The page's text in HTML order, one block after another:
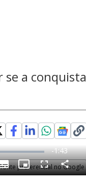
a conquista
preferencial no Google